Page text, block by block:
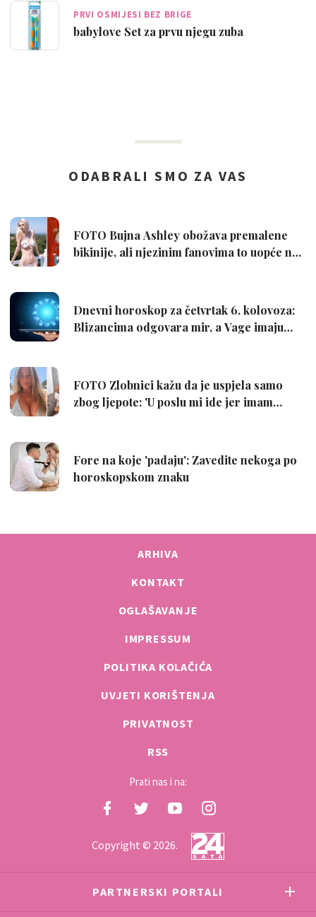
PRVI OSMIJESI BEZ BRIGE
babylove Set za prvu njegu zuba
ARHIVA
KONTAKT
OGLAŠAVANJE
IMPRESSUM
POLITIKA KOLAČIĆA
UVJETI KORIŠTENJA
PRIVATNOST
RSS
Prati nas i na:
Copyright © 2026.
PARTNERSKI PORTALI